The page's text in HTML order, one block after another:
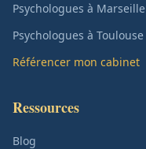
Psychologues à Marseille
Psychologues à Toulouse
Référencer mon cabinet
Ressources
Blog